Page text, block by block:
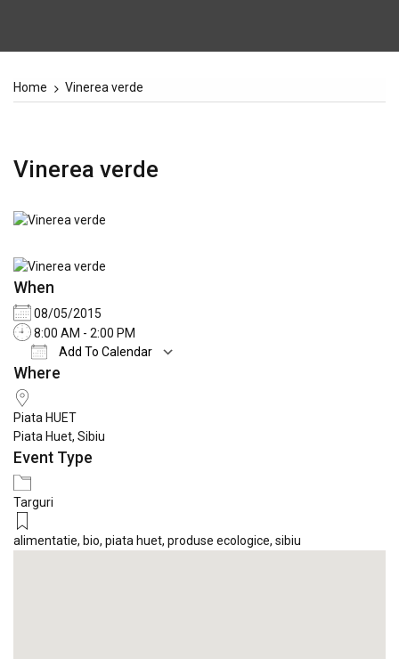
Home Vinerea verde
Vinerea verde
When
08/05/2015
8:00 AM - 2:00 PM
Add To Calendar
Download ICS
Where
Piata HUET
Piata Huet, Sibiu
Event Type
Targuri
alimentatie, bio, piata huet, produse ecologice, sibiu